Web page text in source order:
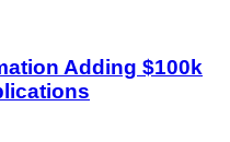
Adding $100k